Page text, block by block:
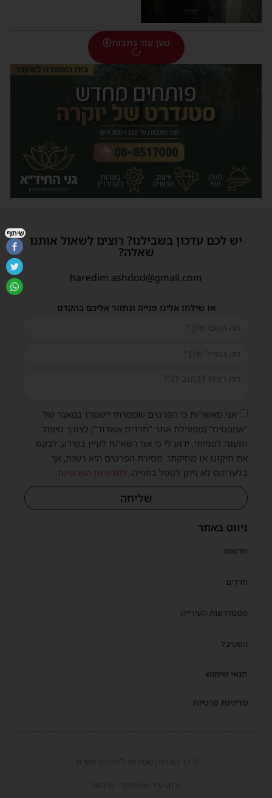
טען עוד כתבות
ניווט באתר
חדשות
חרדים
ממסדרונות העירייה
השטיבל
תנאי שימוש
מדיניות פרטיות
יש לכם עדכון בשבילנו? רוצים לשאול אותנו
שאלה?
haredim.ashdod@gmail.com
או שילחו אלינו פנייה ונחזור אליכם בהקדם
אני מאשר/ת כי הפרטים שמסרתי יישמרו במאגר של
"אמפסיס" (מפעילת אתר "חרדים אשדוד") לצורך טיפול
ומענה לפנייתי. ידוע לי כי אני רשאי/ת לעיין במידע, לבקש
את תיקונו או מחיקתו. מסירת הפרטים היא רשות, אך
בלעדיהם לא ניתן לטפל בפנייה. למדיניות הפרטיות.
שליחה
© כל הזכויות שמורות ל'חרדים אשדוד'
נבנה ע"י 'אמפסיס - פרסום'
שיתוף